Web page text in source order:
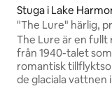
Stuga i Lake
"The Lure" härlig,
vattnet
The Lure är en
från 1940-talet
romantisk
de glaciala vattnen